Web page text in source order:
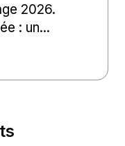
2026.
: un...